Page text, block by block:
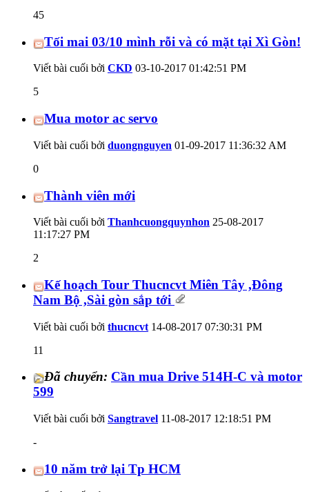
45
Tối mai 03/10 mình rỗi và có mặt tại Xì Gòn!
Viết bài cuối bởi CKD 03-10-2017 01:42:51 PM
5
Mua motor ac servo
Viết bài cuối bởi duongnguyen 01-09-2017 11:36:32 AM
0
Thành viên mới
Viết bài cuối bởi Thanhcuongquynhon 25-08-2017
11:17:27 PM
2
Kế hoạch Tour Thucncvt Miên Tây ,Đông
Nam Bộ ,Sài gòn sắp tới
Viết bài cuối bởi thucncvt 14-08-2017 07:30:31 PM
11
Đã chuyển: Cần mua Drive 514H-C và motor
599
Viết bài cuối bởi Sangtravel 11-08-2017 12:18:51 PM
-
10 năm trở lại Tp HCM